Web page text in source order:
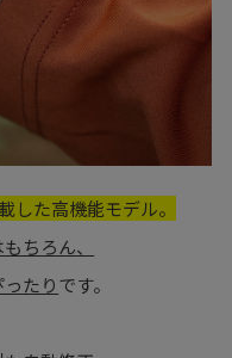
した高機能モデル。
ちろん、
たりです。